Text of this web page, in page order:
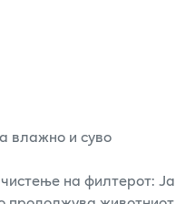
влажно и суво
на филтерот: Ја